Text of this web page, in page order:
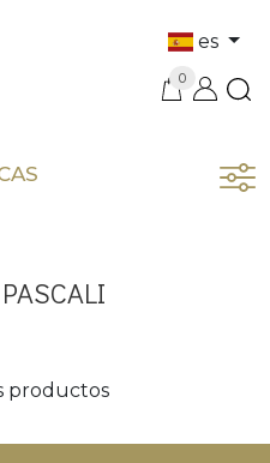
es
0
productos